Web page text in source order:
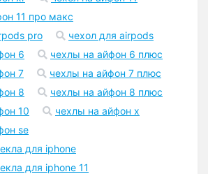
11 про макс
pro
чехол для airpods
6
чехлы на айфон 6 плюс
7
чехлы на айфон 7 плюс
8
чехлы на айфон 8 плюс
10
чехлы на айфон x
se
для iphone
для iphone 11